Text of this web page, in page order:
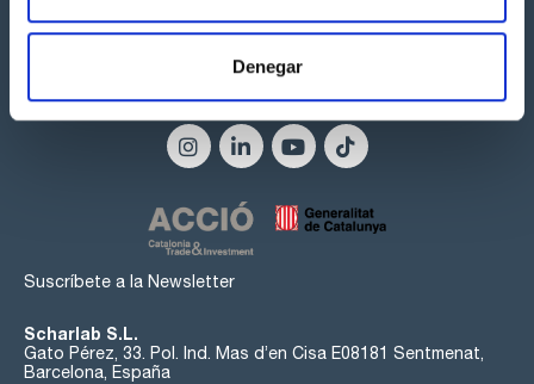
Denegar
Suscríbete a la Newsletter
Scharlab S.L.
Gato Pérez, 33. Pol. Ind. Mas d’en Cisa E08181 Sentmenat,
Barcelona, España